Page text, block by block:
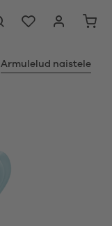
Armulelud naistele